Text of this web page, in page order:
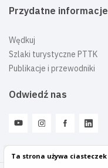
Ta strona używa ciasteczek
Przydatne informacje
Wędkuj
Szlaki turystyczne PTTK
Publikacje i przewodniki
Odwiedź nas